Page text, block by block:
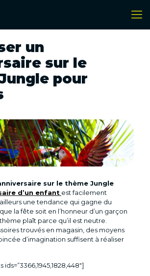
un
sur le
pour
sur le thème Jungle
d’un enfant est facilement
une tendance qui gagne du
la fête soit en l’honneur d’un garçon
plaît parce qu’il est neutre.
trouvés en magasin, des moyens
d’imagination suffisent à réaliser